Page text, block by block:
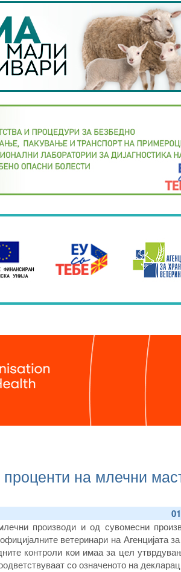
на млечни
производи и од сувомесни
ветеринари на Агенцијата
контроли кои имаа за цел
со означеното на